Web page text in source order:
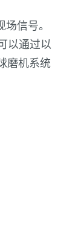
信号。
以通过以
磨机系统